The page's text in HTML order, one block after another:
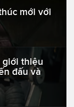
mới với
giới thiệu
đấu và